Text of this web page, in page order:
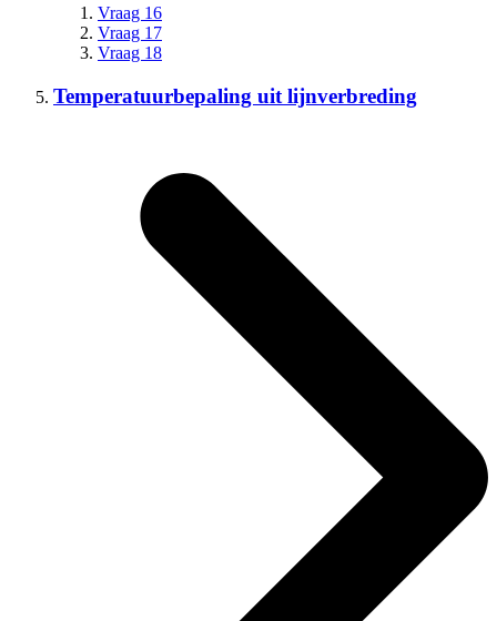
Vraag 16
Vraag 17
Vraag 18
Temperatuurbepaling uit lijnverbreding